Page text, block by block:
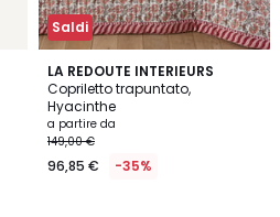
Saldi
LA REDOUTE INTERIEURS
Copriletto trapuntato,
Hyacinthe
a partire da
149,00 €
96,85 € -35%
4,1
/ 5